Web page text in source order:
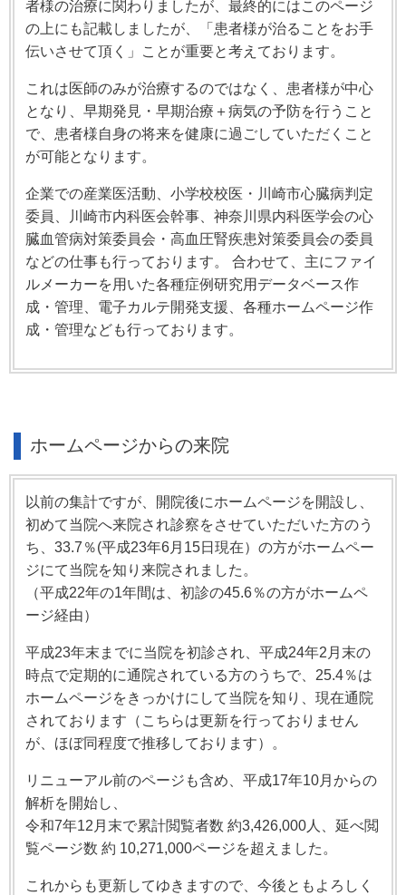
者様の治療に関わりましたが、最終的にはこのページ
の上にも記載しましたが、「患者様が治ることをお手
伝いさせて頂く」ことが重要と考えております。
これは医師のみが治療するのではなく、患者様が中心
となり、早期発見・早期治療＋病気の予防を行うこと
で、患者様自身の将来を健康に過ごしていただくこと
が可能となります。
企業での産業医活動、小学校校医・川崎市心臓病判定
委員、川崎市内科医会幹事、神奈川県内科医学会の心
臓血管病対策委員会・高血圧腎疾患対策委員会の委員
などの仕事も行っております。 合わせて、主にファイ
ルメーカーを用いた各種症例研究用データベース作
成・管理、電子カルテ開発支援、各種ホームページ作
成・管理なども行っております。
ホームページからの来院
以前の集計ですが、開院後にホームページを開設し、
初めて当院へ来院され診察をさせていただいた方のう
ち、33.7％(平成23年6月15日現在）の方がホームペー
ジにて当院を知り来院されました。
（平成22年の1年間は、初診の45.6％の方がホームペ
ージ経由）
平成23年末までに当院を初診され、平成24年2月末の
時点で定期的に通院されている方のうちで、25.4％は
ホームページをきっかけにして当院を知り、現在通院
されております（こちらは更新を行っておりません
が、ほぼ同程度で推移しております）。
リニューアル前のページも含め、平成17年10月からの
解析を開始し、
令和7年12月末で累計閲覧者数 約3,426,000人、延べ閲
覧ページ数 約 10,271,000ページを超えました。
これからも更新してゆきますので、今後ともよろしく